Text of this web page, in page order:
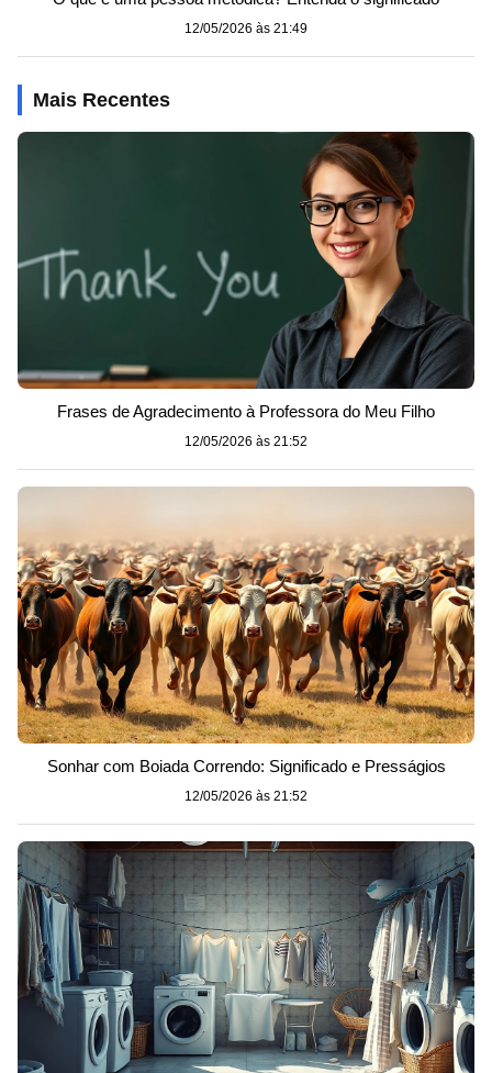
12/05/2026 às 21:49
Mais Recentes
Frases de Agradecimento à Professora do Meu Filho
12/05/2026 às 21:52
Sonhar com Boiada Correndo: Significado e Presságios
12/05/2026 às 21:52